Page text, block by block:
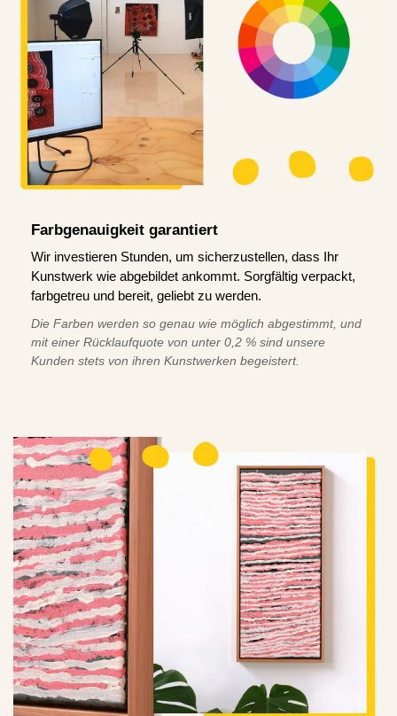
Farbgenauigkeit garantiert
Wir investieren Stunden, um sicherzustellen, dass Ihr
Kunstwerk wie abgebildet ankommt. Sorgfältig verpackt,
farbgetreu und bereit, geliebt zu werden.
Die Farben werden so genau wie möglich abgestimmt, und
mit einer Rücklaufquote von unter 0,2 % sind unsere
Kunden stets von ihren Kunstwerken begeistert.